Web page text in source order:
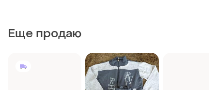
Еще продаю